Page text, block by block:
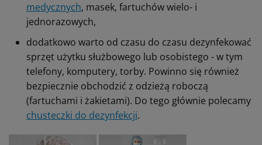
medycznych, masek, fartuchów wielo- i
jednorazowych,
dodatkowo warto od czasu do czasu dezynfekować
sprzęt użytku służbowego lub osobistego - w tym
telefony, komputery, torby. Powinno się również
bezpiecznie obchodzić z odzieżą roboczą
(fartuchami i żakietami). Do tego głównie polecamy
chusteczki do dezynfekcji.